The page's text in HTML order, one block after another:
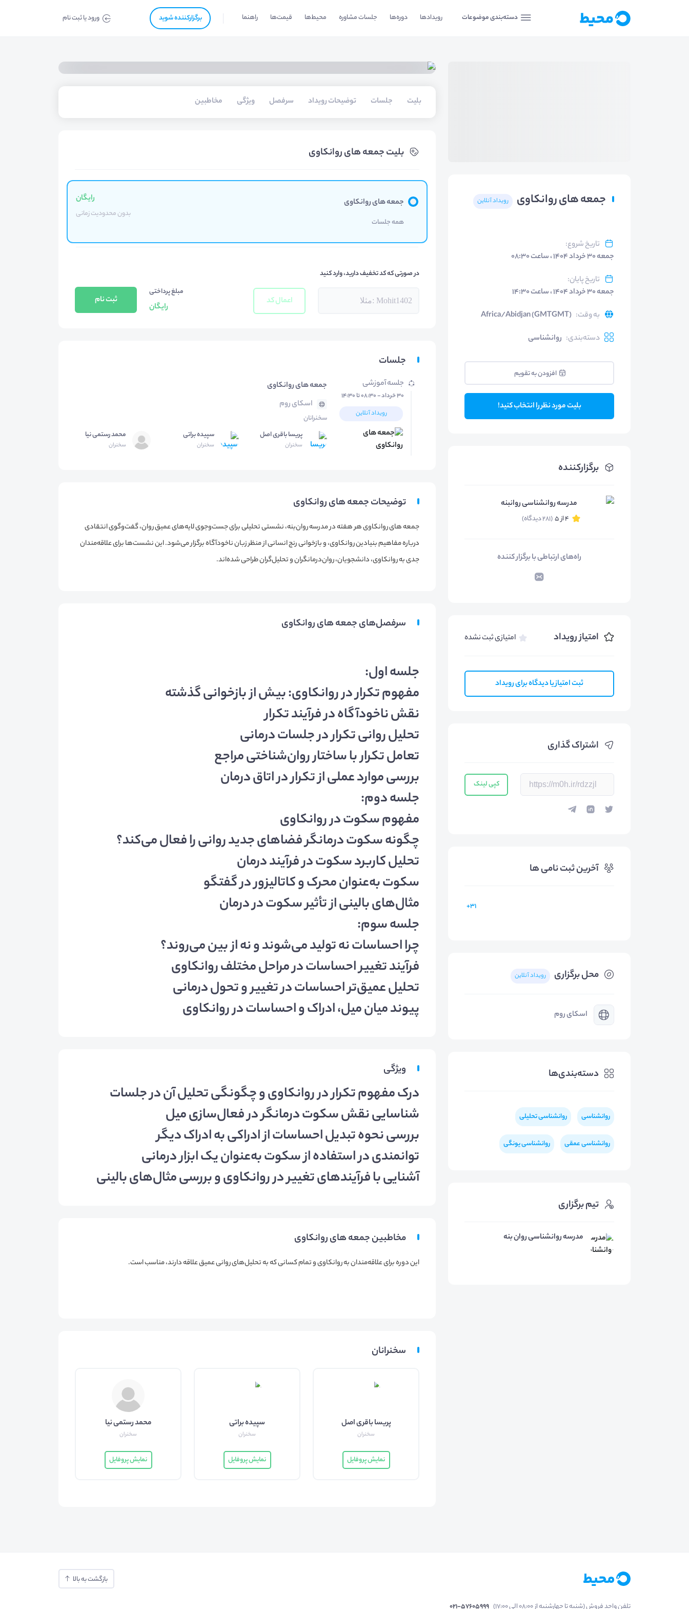
دسته‌بندی موضوعات رویدادها دوره‌ها جلسات مشاوره محیط‌ها قیمت‌ها راهنما برگزار‌‌کننده شوید ورود یا ثبت نام
جمعه های روانکاوی رویداد آنلاین
تاریخ شروع:
جمعه ۳۰ خرداد ۱۴۰۴ ، ساعت ۰۸:۳۰
تاریخ پایان:
جمعه ۳۰ خرداد ۱۴۰۴ ، ساعت ۱۴:۳۰
به وقت:
Africa/Abidjan (GMTGMT)
دسته‌بندی: روانشناسی
افزودن به تقویم
بلیت مورد نظر را انتخاب کنید!
برگزارکننده
مدرسه روانشناسی روانبنه
4 از 5 (281 دیدگاه)
راه‌های ارتباطی با برگزار کننده
امتیاز رویداد امتیازی ثبت نشده
ثبت امتیاز یا دیدگاه برای رویداد
اشتراک گذاری
کپی لینک
آخرین ثبت نامی ها
31+
محل برگزاری رویداد آنلاین
اسکای روم
دسته‌بندی‌ها
روانشناسی روانشناسی تحلیلی
روانشناسی عمقی روانشناسی یونگی
تیم برگزاری
مدرسه روانشناسی روان بنه
بلیت‌ جلسات توضیحات رویداد سرفصل ویژگی مخاطبین
بلیت‌ جمعه های روانکاوی
جمعه های روانکاوی
همه جلسات
رایگان
بدون محدودیت زمانی
در صورتی که کد تخفیف دارید، وارد کنید
اعمال کد
مبلغ پرداختی
رایگان
ثبت نام
جلسات
جلسه آموزشی
۳۰ خرداد - ۰۸:۳۰ تا ۱۴:۳۰
رویداد آنلاین
جمعه های روانکاوی
اسکای روم
سخنرانان
پریسا باقری اصل
سخنران
سپیده براتی
سخنران
محمد رستمی نیا
سخنران
توضیحات جمعه های روانکاوی
جمعه های روانکاوی هر هفته در مدرسه روان‌بنه، نشستی تحلیلی برای جست‌وجوی لایه‌های عمیق روان، گفت‌وگوی انتقادی
درباره مفاهیم بنیادین روانکاوی، و بازخوانی رنج انسانی از منظر زبان ناخودآگاه برگزار می‌شود. این نشست‌ها برای علاقه‌مندان
جدی به روانکاوی، دانشجویان، روان‌درمانگران و تحلیل‌گران طراحی شده‌اند.
سرفصل‌های جمعه های روانکاوی
جلسه اول:
مفهوم تکرار در روانکاوی: بیش از بازخوانی گذشته
نقش ناخودآگاه در فرآیند تکرار
تحلیل روانی تکرار در جلسات درمانی
تعامل تکرار با ساختار روان‌شناختی مراجع
بررسی موارد عملی از تکرار در اتاق درمان
جلسه دوم:
مفهوم سکوت در روانکاوی
چگونه سکوت درمانگر فضاهای جدید روانی را فعال می‌کند؟
تحلیل کاربرد سکوت در فرآیند درمان
سکوت به‌عنوان محرک و کاتالیزور در گفتگو
مثال‌های بالینی از تأثیر سکوت در درمان
جلسه سوم:
چرا احساسات نه تولید می‌شوند و نه از بین می‌روند؟
فرآیند تغییر احساسات در مراحل مختلف روانکاوی
تحلیل عمیق‌تر احساسات در تغییر و تحول درمانی
پیوند میان میل، ادراک و احساسات در روانکاوی
ویژگی
درک مفهوم تکرار در روانکاوی و چگونگی تحلیل آن در جلسات
شناسایی نقش سکوت درمانگر در فعال‌سازی میل
بررسی نحوه تبدیل احساسات از ادراکی به ادراک دیگر
توانمندی در استفاده از سکوت به‌عنوان یک ابزار درمانی
آشنایی با فرآیندهای تغییر در روانکاوی و بررسی مثال‌های بالینی
مخاطبین جمعه های روانکاوی
این دوره برای علاقه‌مندان به روانکاوی و تمام کسانی که به تحلیل‌های روانی عمیق علاقه دارند، مناسب است.
سخنرانان
پریسا باقری اصل
سخنران
نمایش پروفایل
سپیده براتی
سخنران
نمایش پروفایل
محمد رستمی نیا
سخنران
نمایش پروفایل
بازگشت به بالا